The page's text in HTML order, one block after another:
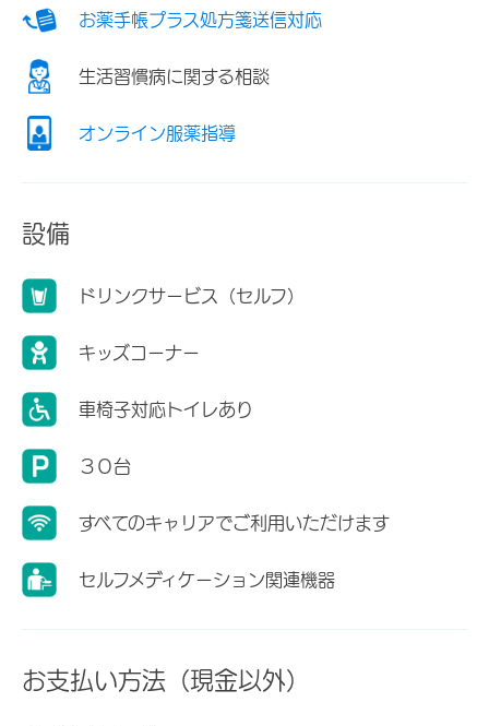
お薬手帳プラス処方箋送信対応
生活習慣病に関する相談
オンライン服薬指導
設備
ドリンクサービス（セルフ）
キッズコーナー
車椅子対応トイレあり
３０台
すべてのキャリアでご利用いただけます
セルフメディケーション関連機器
お支払い方法（現金以外）